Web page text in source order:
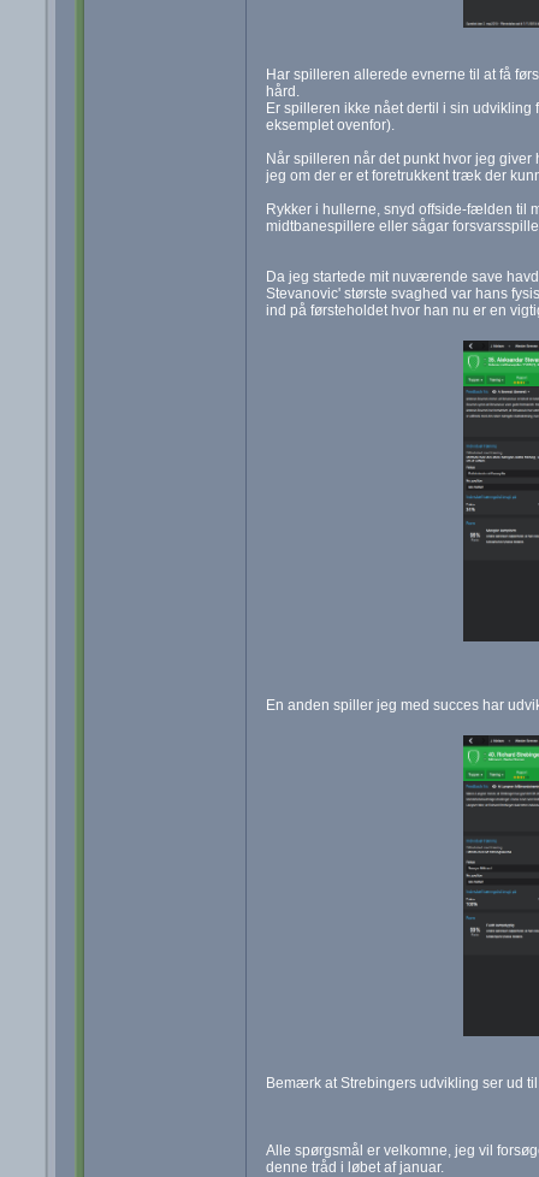
Har spilleren allerede evnerne til at få
hård.
Er spilleren ikke nået dertil i sin udvikling
eksemplet ovenfor).
Når spilleren når det punkt hvor jeg
jeg om der er et foretrukkent træk der
Rykker i hullerne, snyd offside-fælden til
midtbanespillere eller sågar
Da jeg startede mit nuværende save
Stevanovic' største svaghed var hans
ind på førsteholdet hvor han nu er en
En anden spiller jeg med succes har
Bemærk at Strebingers udvikling ser ud
Alle spørgsmål er velkomne, jeg vil
denne tråd i løbet af januar.